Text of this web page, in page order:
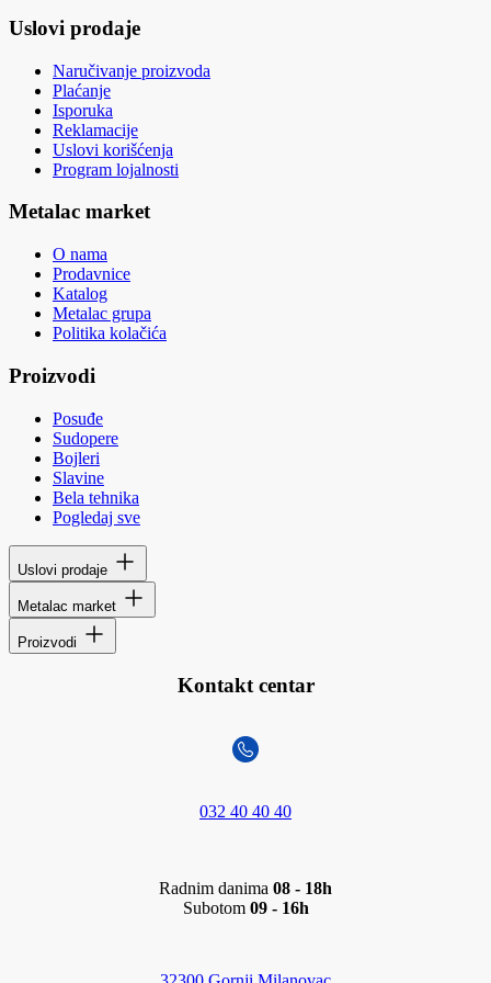
Uslovi prodaje
Naručivanje proizvoda
Plaćanje
Isporuka
Reklamacije
Uslovi korišćenja
Program lojalnosti
Metalac market
O nama
Prodavnice
Katalog
Metalac grupa
Politika kolačića
Proizvodi
Posuđe
Sudopere
Bojleri
Slavine
Bela tehnika
Pogledaj sve
Uslovi prodaje
Metalac market
Proizvodi
Kontakt centar
032 40 40 40
Radnim danima 08 - 18h
Subotom 09 - 16h